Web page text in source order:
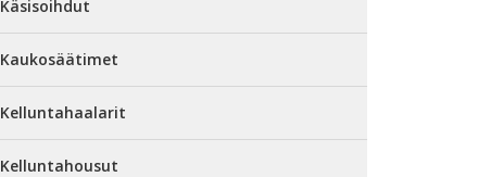
Käsisoihdut
Kaukosäätimet
Kelluntahaalarit
Kelluntahousut